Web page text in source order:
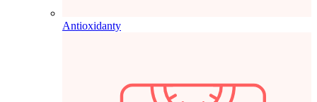
Antioxidanty